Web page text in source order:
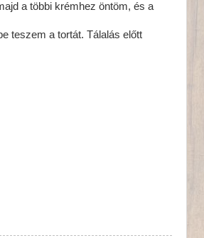
a többi krémhez öntöm, és a
teszem a tortát. Tálalás előtt